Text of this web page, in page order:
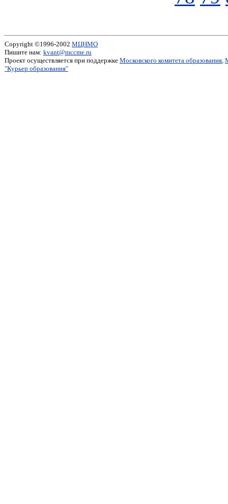
Copyright ©1996-2002 МЦНМО
Пишите нам: kvant@mccme.ru
Проект осуществляется при поддержке Московского комитета образования,
"Курьер образования"